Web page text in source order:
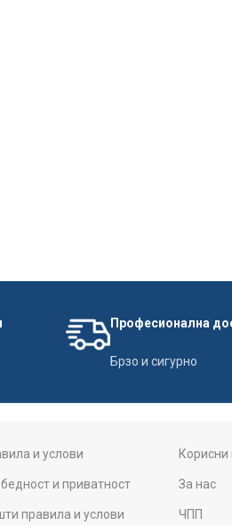
Професионална
Брзо и сигурно
и услови
и приватност
правила и услови
За нас
ЧПП